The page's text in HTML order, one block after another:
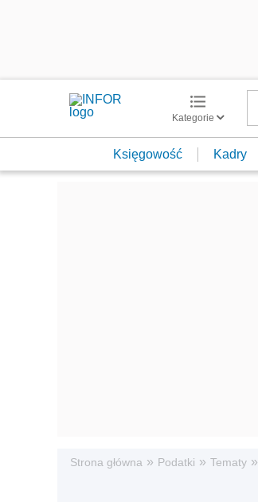
Kategorie
Księgowość Kadry
Strona główna » Podatki » Tematy »